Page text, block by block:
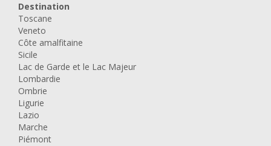
Destination
Toscane
Veneto
Côte amalfitaine
Sicile
Lac de Garde et le Lac Majeur
Lombardie
Ombrie
Ligurie
Lazio
Marche
Piémont